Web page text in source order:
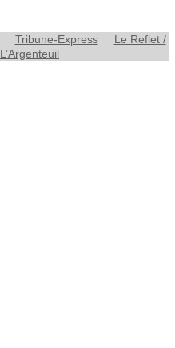
Tribune-Express
Le Reflet /
L’Argenteuil